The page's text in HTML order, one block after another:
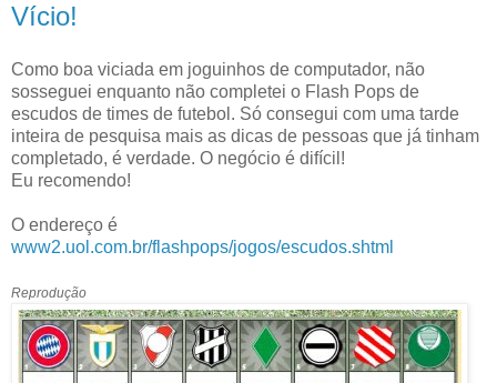
Vício!
Como boa viciada em joguinhos de computador, não
sosseguei enquanto não completei o Flash Pops de
escudos de times de futebol. Só consegui com uma tarde
inteira de pesquisa mais as dicas de pessoas que já tinham
completado, é verdade. O negócio é difícil!
Eu recomendo!
O endereço é
www2.uol.com.br/flashpops/jogos/escudos.shtml
Reprodução